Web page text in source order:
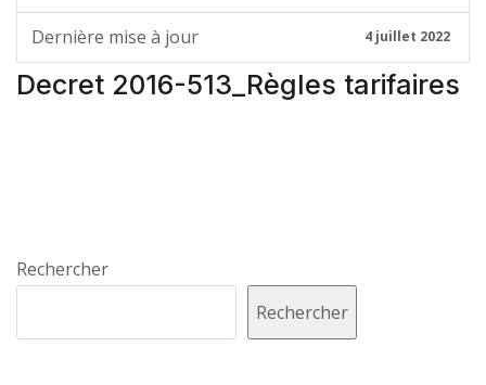
Dernière mise à jour 4 juillet 2022
Decret 2016-513_Règles tarifaires
Rechercher
Rechercher